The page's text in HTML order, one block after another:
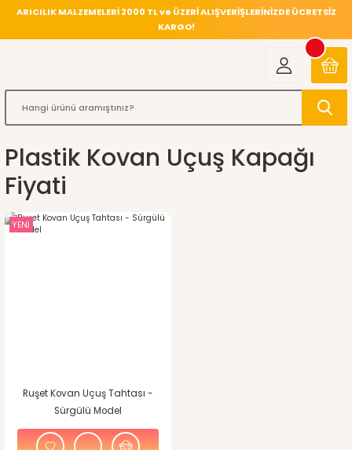
ARICILIK MALZEMELERİ 2000 TL ve ÜZERİ ALIŞVERİŞLERİNİZDE ÜCRETSİZ
KARGO!
Plastik Kovan Uçuş Kapağı
Fiyati
YENİ
Ruşet Kovan Uçuş Tahtası -
Sürgülü Model